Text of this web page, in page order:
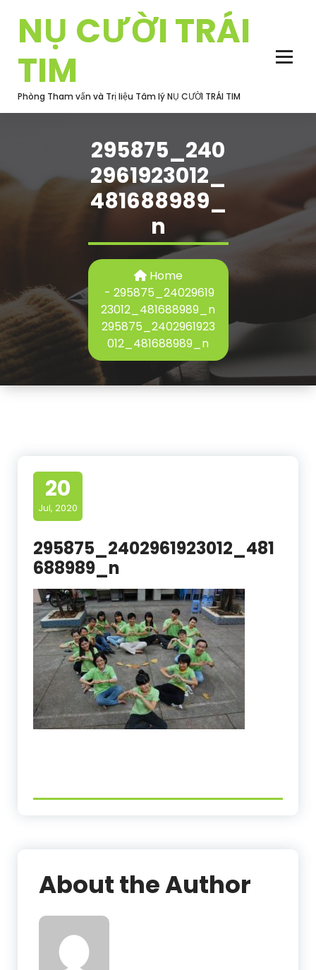
contentNỤ CƯỜI TRÁI
TIM
Phòng Tham vấn và Trị liệu Tâm lý NỤ CƯỜI TRÁI TIM
295875_240
2961923012_
481688989_
n
Home
- 295875_24029619
23012_481688989_n
295875_2402961923
012_481688989_n
20
Jul, 2020
295875_2402961923012_481
688989_n
About the Author